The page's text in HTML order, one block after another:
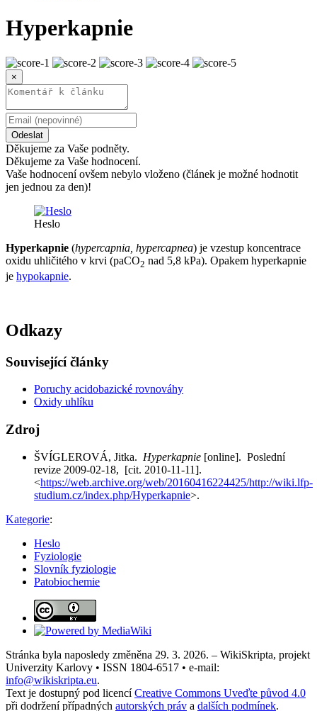
Hyperkapnie
×
Odeslat
Děkujeme za Vaše podněty.
Děkujeme za Vaše hodnocení.
Vaše hodnocení ovšem nebylo vloženo (článek je možné hodnotit
jen jednou za den)!
Heslo
Hyperkapnie (hypercapnia, hypercapnea) je vzestup koncentrace
oxidu uhličitého v krvi (paCO2 nad 5,8 kPa). Opakem hyperkapnie
je hypokapnie.
Odkazy
Související články
Poruchy acidobazické rovnováhy
Oxidy uhlíku
Zdroj
ŠVÍGLEROVÁ, Jitka. Hyperkapnie [online]. Poslední
revize 2009-02-18, [cit. 2010-11-11].
<https://web.archive.org/web/20160416224425/http://wiki.lfp-
studium.cz/index.php/Hyperkapnie>.
Kategorie:
Heslo
Fyziologie
Slovník fyziologie
Patobiochemie
Stránka byla naposledy změněna 29. 3. 2026. – WikiSkripta, projekt
Univerzity Karlovy • ISSN 1804-6517 • e-mail:
info@wikiskripta.eu.
Text je dostupný pod licencíCreative Commons Uveďte původ 4.0
při dodržení případných autorských práv a dalších podmínek.